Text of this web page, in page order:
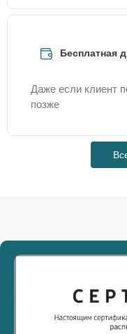
Бесплатная
Даже если клиент
позже